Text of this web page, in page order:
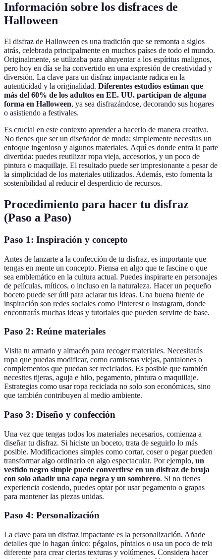
Información sobre los disfraces de
Halloween
El disfraz de Halloween es una tradición que se remonta a siglos
atrás, celebrada principalmente en muchos países de todo el mundo.
Originalmente, se utilizaba para ahuyentar a los espíritus malignos,
pero hoy en día se ha convertido en una expresión de creatividad y
diversión. La clave para un disfraz impactante radica en la
autenticidad y la originalidad. Diferentes estudios estiman que
más del 60% de los adultos en EE. UU. participan de alguna
forma en Halloween, ya sea disfrazándose, decorando sus hogares
o asistiendo a festivales.
Es crucial en este contexto aprender a hacerlo de manera creativa.
No tienes que ser un diseñador de moda; simplemente necesitas un
enfoque ingenioso y algunos materiales. Aquí es donde entra la parte
divertida: puedes reutilizar ropa vieja, accesorios, y un poco de
pintura o maquillaje. El resultado puede ser impresionante a pesar de
la simplicidad de los materiales utilizados. Además, esto fomenta la
sostenibilidad al reducir el desperdicio de recursos.
Procedimiento para hacer tu disfraz
(Paso a Paso)
Paso 1: Inspiración y concepto
Antes de lanzarte a la confección de tu disfraz, es importante que
tengas en mente un concepto. Piensa en algo que te fascine o que
sea emblemático en la cultura actual. Puedes inspirarte en personajes
de películas, míticos, o incluso en la naturaleza. Hacer un pequeño
boceto puede ser útil para aclarar tus ideas. Una buena fuente de
inspiración son redes sociales como Pinterest o Instagram, donde
encontrarás muchas ideas y tutoriales que pueden servirte de base.
Paso 2: Reúne materiales
Visita tu armario y almacén para recoger materiales. Necesitarás
ropa que puedas modificar, como camisetas viejas, pantalones o
complementos que puedan ser reciclados. Es posible que también
necesites tijeras, aguja e hilo, pegamento, pintura o maquillaje.
Estrategias como usar ropa reciclada no solo son económicas, sino
que también contribuyen al medio ambiente.
Paso 3: Diseño y confección
Una vez que tengas todos los materiales necesarios, comienza a
diseñar tu disfraz. Si hiciste un boceto, trata de seguirlo lo más
posible. Modificaciones simples como cortar, coser o pegar pueden
transformar algo ordinario en algo espectacular. Por ejemplo, un
vestido negro simple puede convertirse en un disfraz de bruja
con solo añadir una capa negra y un sombrero. Si no tienes
experiencia cosiendo, puedes optar por usar pegamento o grapas
para mantener las piezas unidas.
Paso 4: Personalización
La clave para un disfraz impactante es la personalización. Añade
detalles que lo hagan único: pégalos, píntalos o usa un poco de tela
diferente para crear ciertas texturas y volúmenes. Considera hacer